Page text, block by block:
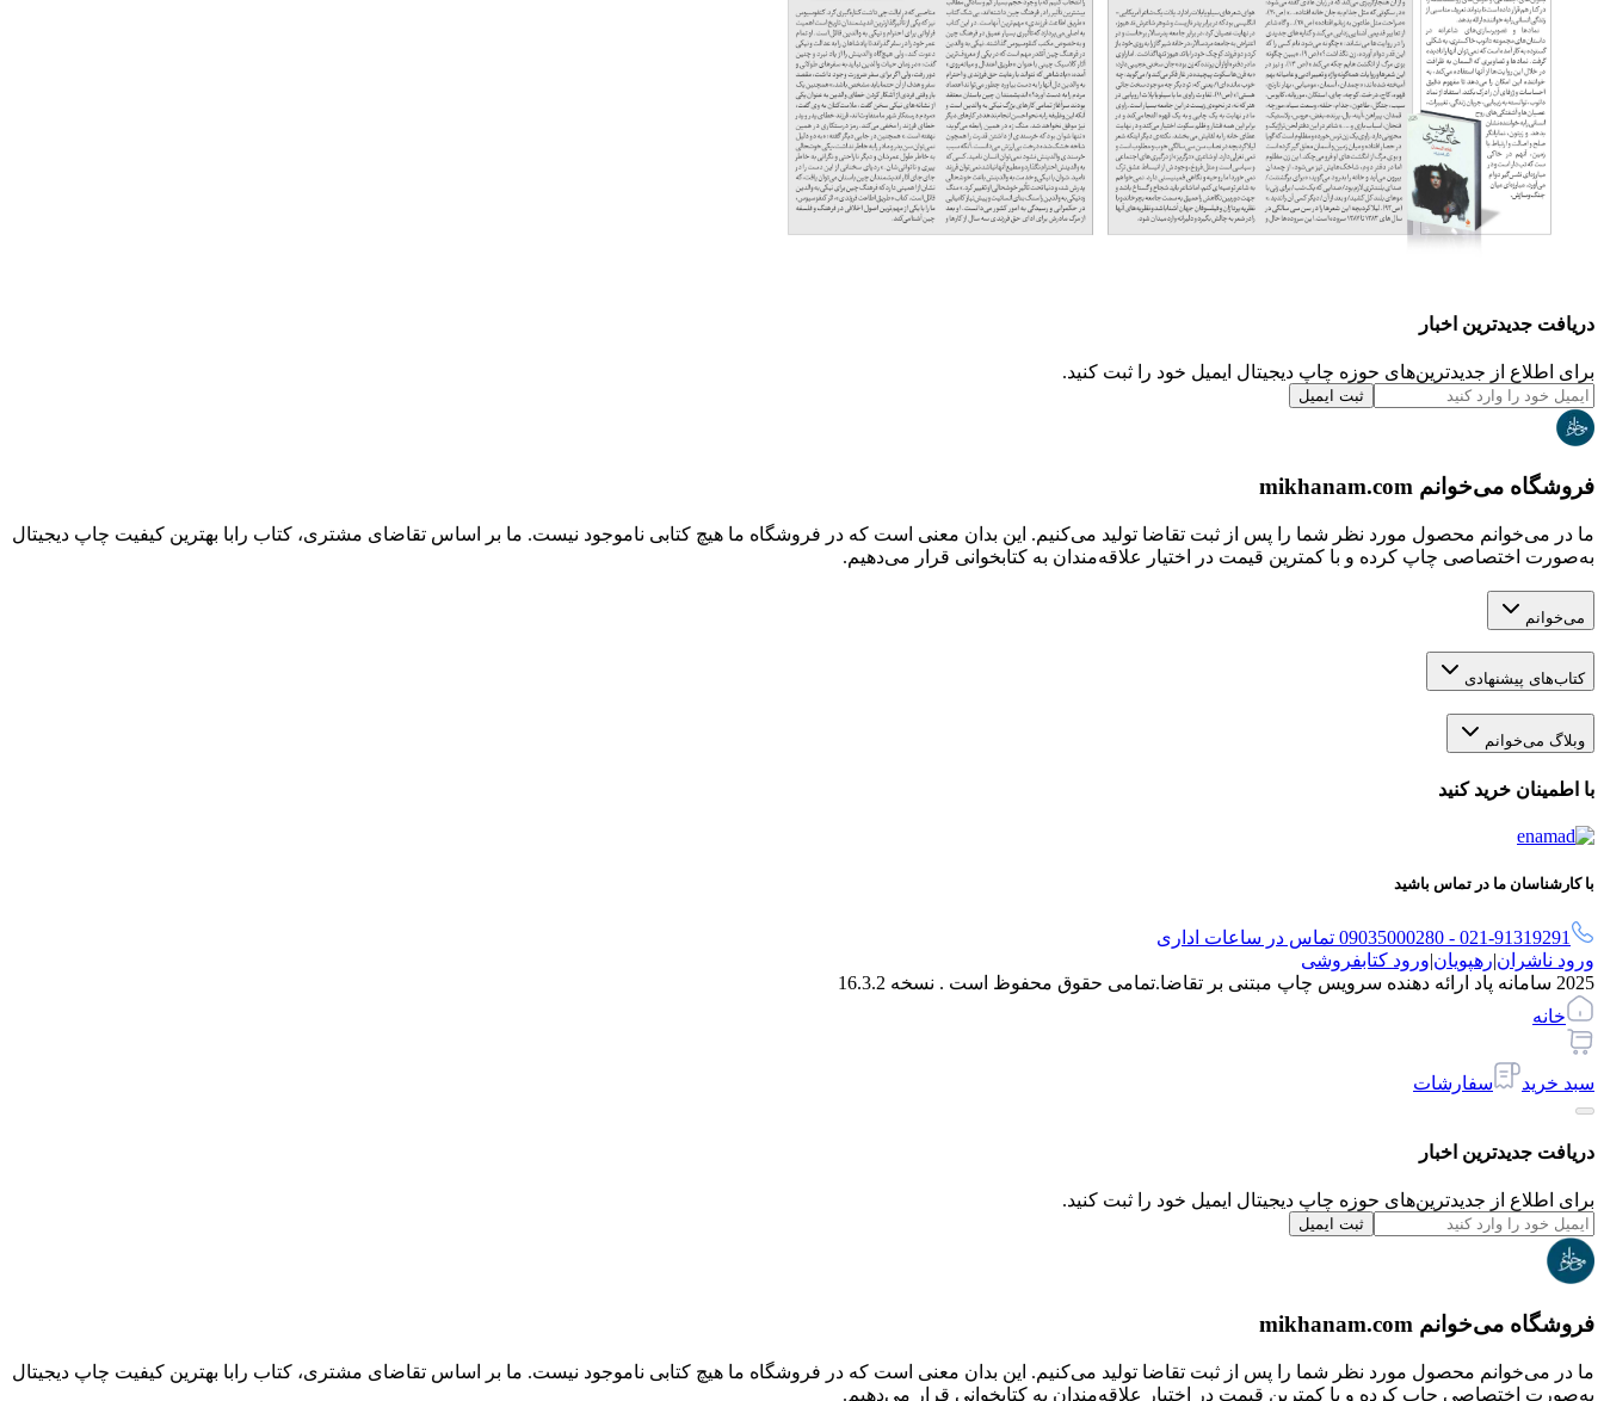
دریافت جدیدترین‌ اخبار
برای اطلاع از جدیدترین‌های حوزه چاپ دیجیتال ایمیل خود را ثبت کنید.
ثبت ایمیل
فروشگاه می‌خوانم mikhanam.com
ما در می‌خوانم محصول مورد نظر شما را پس از ثبت تقاضا تولید می‌کنیم. این بدان معنی است که در فروشگاه ما هیچ کتابی ناموجود نیست. ما بر اساس تقاضای مشتری، کتاب رابا بهترین کیفیت چاپ دیجیتال
به‌صورت اختصاصی چاپ کرده و با کمترین قیمت در اختیار علاقه‌مندان به کتابخوانی قرار می‌دهیم.
می‌خوانم
کتاب‌های پیشنهادی
وبلاگ می‌خوانم
با اطمینان خرید کنید
با کارشناسان ما در تماس باشید
021-91319291 - 09035000280 تماس در ساعات اداری
ورود ناشران|رهپویان|ورود کتابفروشی
2025 سامانه پاد ارائه دهنده سرویس چاپ مبتنی بر تقاضا.
تمامی حقوق محفوظ است . نسخه 16.3.2
خانه
سبد خرید سفارشات
دریافت جدیدترین‌ اخبار
برای اطلاع از جدیدترین‌های حوزه چاپ دیجیتال ایمیل خود را ثبت کنید.
ثبت ایمیل
فروشگاه می‌خوانم mikhanam.com
ما در می‌خوانم محصول مورد نظر شما را پس از ثبت تقاضا تولید می‌کنیم. این بدان معنی است که در فروشگاه ما هیچ کتابی ناموجود نیست. ما بر اساس تقاضای مشتری، کتاب رابا بهترین کیفیت چاپ دیجیتال
به‌صورت اختصاصی چاپ کرده و با کمترین قیمت در اختیار علاقه‌مندان به کتابخوانی قرار می‌دهیم.